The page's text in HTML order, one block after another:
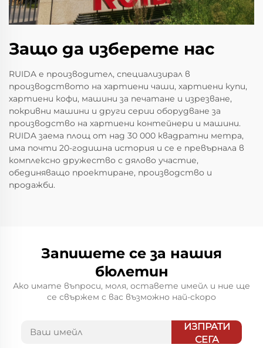
Защо да изберете нас
RUIDA е производител, специализирал в
производството на хартиени чаши, хартиени купи,
хартиени кофи, машини за печатане и изрезване,
покривни машини и други серии оборудване за
производство на хартиени контейнери и машини.
RUIDA заема площ от над 30 000 квадратни метра,
има почти 20-годишна история и се е превърнала в
комплексно дружество с дялово участие,
обединяващо проектиране, производство и
продажби.
Запишете се за нашия
бюлетин
Ако имате въпроси, моля, оставете имейл и ние ще
се свържем с вас възможно най-скоро
ИЗПРАТИ
СЕГА